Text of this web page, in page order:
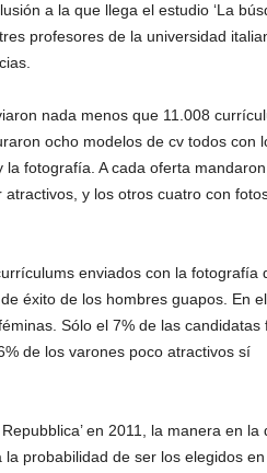
a la que llega el estudio ‘La
profesores de la universidad
nada menos que 11.008
ocho modelos de cv todos con
fotografía. A cada oferta
y los otros cuatro con
enviados con la fotografía
éxito de los hombres guapos. En
Sólo el 7% de las candidatas
de los varones poco atractivos sí
en 2011, la manera en la
probabilidad de ser los elegidos